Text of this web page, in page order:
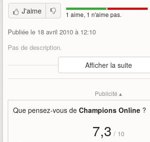
J'aime 1 aime, 1 n'aime pas.
Publiée le 18 avril 2010 à 12:10
Pas de description.
Auteur
Cryptic / Atari
: Zekkangel
Afficher la suite
Publicité ▴
Que pensez-vous de Champions Online ?
7,3 / 10